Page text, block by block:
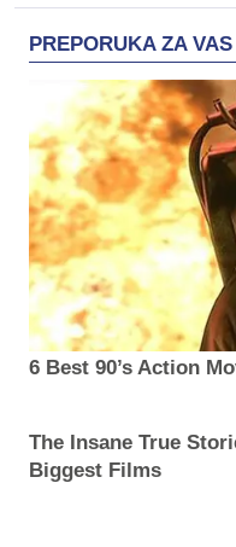
PREPORUKA ZA VAS
6 Best 90’s Action
The Insane True
Biggest Films